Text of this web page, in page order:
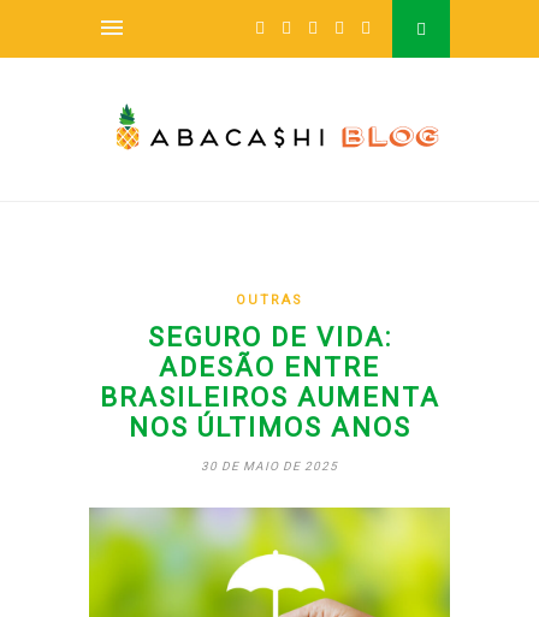
OUTRAS
SEGURO DE VIDA:
ADESÃO ENTRE
BRASILEIROS AUMENTA
NOS ÚLTIMOS ANOS
30 DE MAIO DE 2025